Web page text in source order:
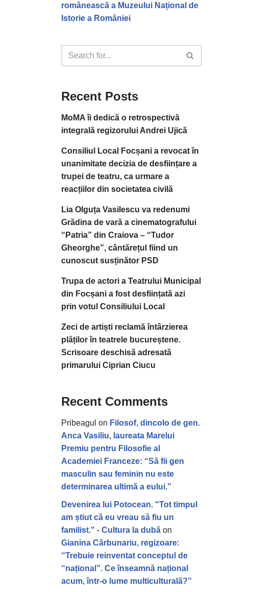
românească a Muzeului Național de
Istorie a României
Recent Posts
MoMA îi dedică o retrospectivă
integrală regizorului Andrei Ujică
Consiliul Local Focșani a revocat în
unanimitate decizia de desființare a
trupei de teatru, ca urmare a
reacțiilor din societatea civilă
Lia Olguța Vasilescu va redenumi
Grădina de vară a cinematografului
“Patria” din Craiova – “Tudor
Gheorghe”, cântărețul fiind un
cunoscut susținător PSD
Trupa de actori a Teatrului Municipal
din Focșani a fost desființată azi
prin votul Consiliului Local
Zeci de artiști reclamă întârzierea
plăților în teatrele bucureștene.
Scrisoare deschisă adresată
primarului Ciprian Ciucu
Recent Comments
Pribeagul on Filosof, dincolo de gen.
Anca Vasiliu, laureata Marelui
Premiu pentru Filosofie al
Academiei Franceze: “Să fii gen
masculin sau feminin nu este
determinarea ultimă a eului.”
Devenirea lui Potocean. "Tot timpul
am știut că eu vreau să fiu un
familist." - Cultura la dubă on
Gianina Cărbunariu, regizoare:
“Trebuie reinventat conceptul de
“național”. Ce înseamnă național
acum, într-o lume multiculturală?”